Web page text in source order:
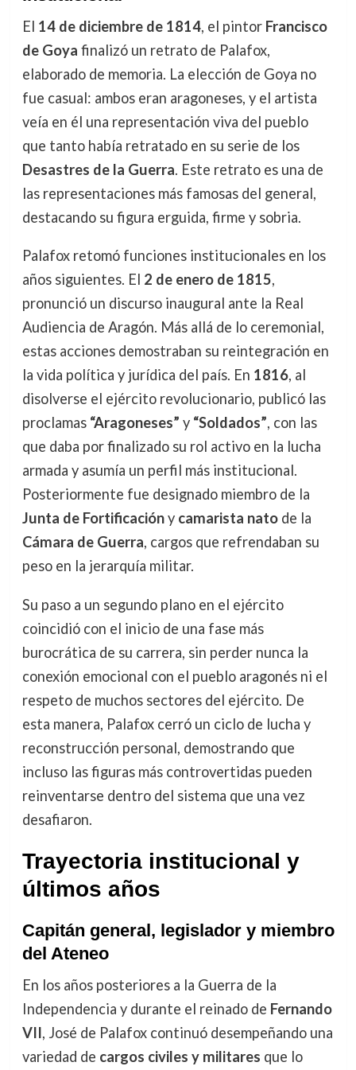
El 14 de diciembre de 1814, el pintor Francisco
de Goya finalizó un retrato de Palafox,
elaborado de memoria. La elección de Goya no
fue casual: ambos eran aragoneses, y el artista
veía en él una representación viva del pueblo
que tanto había retratado en su serie de los
Desastres de la Guerra. Este retrato es una de
las representaciones más famosas del general,
destacando su figura erguida, firme y sobria.
Palafox retomó funciones institucionales en los
años siguientes. El 2 de enero de 1815,
pronunció un discurso inaugural ante la Real
Audiencia de Aragón. Más allá de lo ceremonial,
estas acciones demostraban su reintegración en
la vida política y jurídica del país. En 1816, al
disolverse el ejército revolucionario, publicó las
proclamas “Aragoneses” y “Soldados”, con las
que daba por finalizado su rol activo en la lucha
armada y asumía un perfil más institucional.
Posteriormente fue designado miembro de la
Junta de Fortificacióny camarista natode la
Cámara de Guerra, cargos que refrendaban su
peso en la jerarquía militar.
Su paso a un segundo plano en el ejército
coincidió con el inicio de una fase más
burocrática de su carrera, sin perder nunca la
conexión emocional con el pueblo aragonés ni el
respeto de muchos sectores del ejército. De
esta manera, Palafox cerró un ciclo de lucha y
reconstrucción personal, demostrando que
incluso las figuras más controvertidas pueden
reinventarse dentro del sistema que una vez
desafiaron.
Trayectoria institucional y
últimos años
Capitán general, legislador y miembro
del Ateneo
En los años posteriores a la Guerra de la
Independencia y durante el reinado de Fernando
VII, José de Palafox continuó desempeñando una
variedad de cargos civiles y militares que lo